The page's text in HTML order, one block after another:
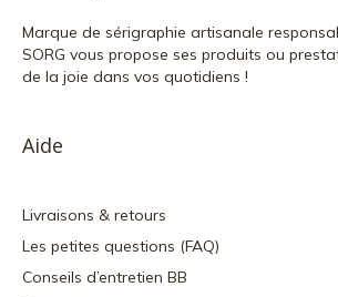
Marque de sérigraphie artisanale
SORG vous propose ses produits ou
de la joie dans vos quotidiens !
Aide
Livraisons & retours
Les petites questions (FAQ)
Conseils d’entretien BB